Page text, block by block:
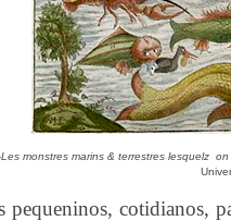
Les monstres marins & terrestres lesquelz
pequeninos, cotidianos,